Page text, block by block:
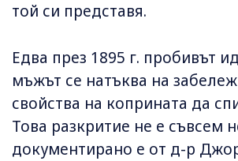
той си представя.
Едва през 1895 г. пробивът
мъжът се натъква на
свойства на коприната да
Това разкритие не е съвсем
документирано е от д-р